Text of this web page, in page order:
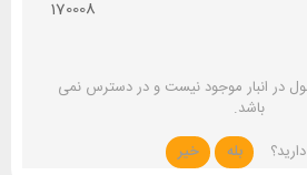
170008
در انبار موجود نیست و در دسترس نمی
باشد.
بله خیر